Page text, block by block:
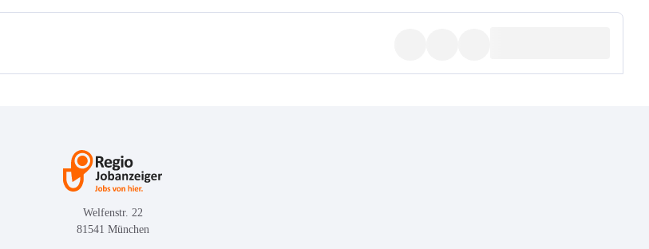
Welfenstr. 22
81541 München